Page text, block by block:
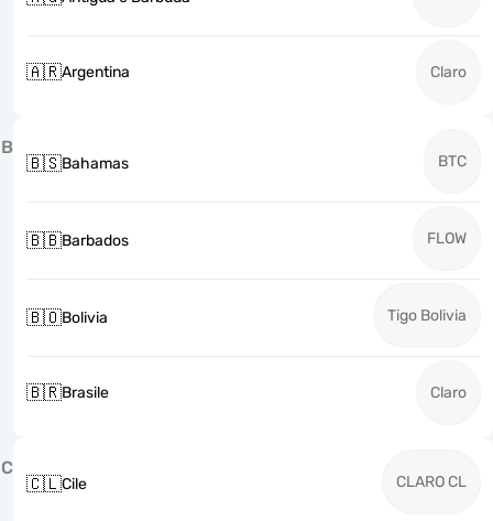
🇦🇷Argentina Claro
B
🇧🇸Bahamas BTC
🇧🇧Barbados FLOW
🇧🇴Bolivia Tigo Bolivia
🇧🇷Brasile Claro
C
🇨🇱Cile CLARO CL